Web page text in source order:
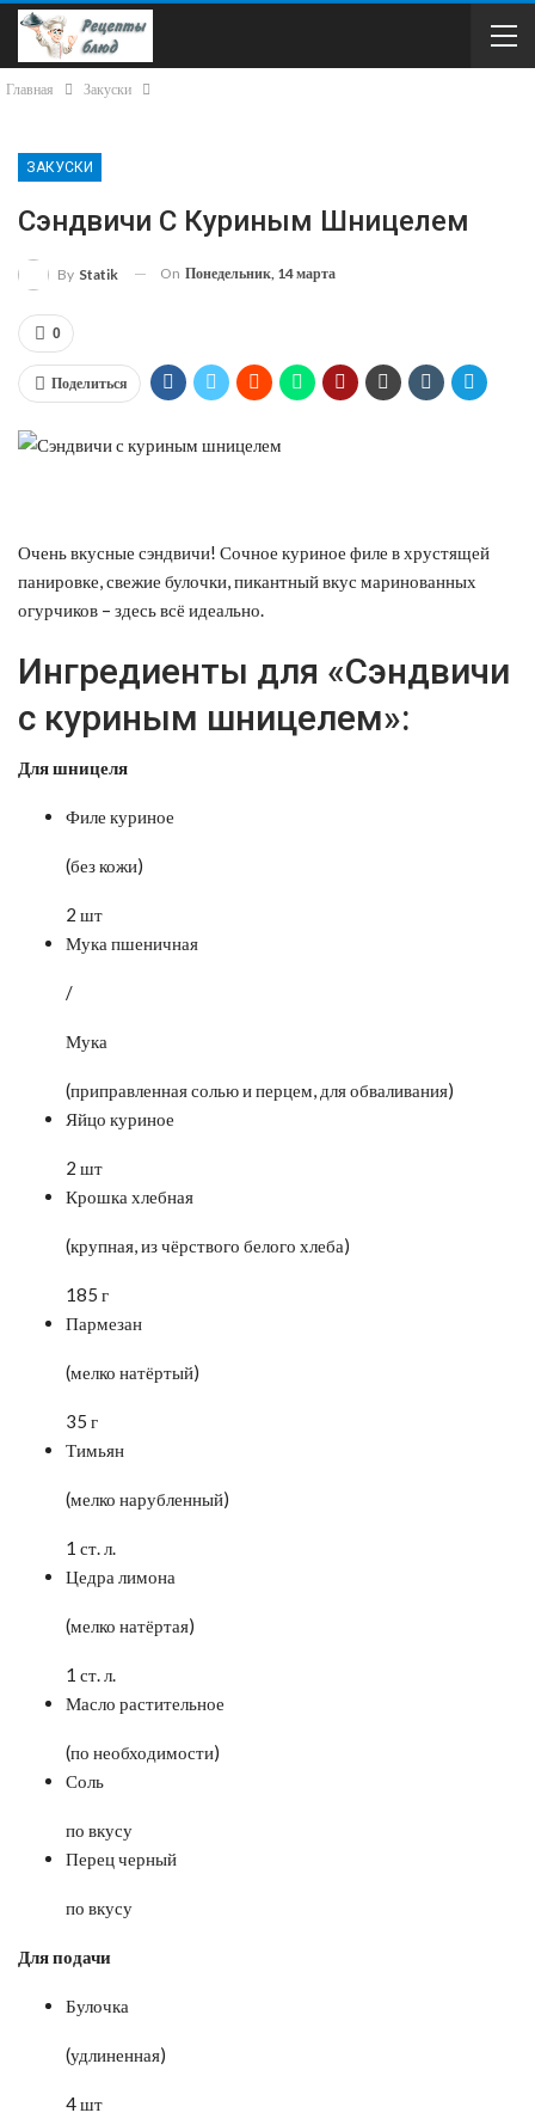
Главная Закуски
ЗАКУСКИ
Сэндвичи С Куриным Шницелем
By Statik On Понедельник, 14 марта
0
Поделиться
Очень вкусные сэндвичи! Сочное куриное филе в хрустящей
панировке, свежие булочки, пикантный вкус маринованных
огурчиков – здесь всё идеально.
Ингредиенты для «Сэндвичи
с куриным шницелем»:
Для шницеля
Филе куриное
(без кожи)
2 шт
Мука пшеничная
/
Мука
(приправленная солью и перцем, для обваливания)
Яйцо куриное
2 шт
Крошка хлебная
(крупная, из чёрствого белого хлеба)
185 г
Пармезан
(мелко натёртый)
35 г
Тимьян
(мелко нарубленный)
1 ст. л.
Цедра лимона
(мелко натёртая)
1 ст. л.
Масло растительное
(по необходимости)
Соль
по вкусу
Перец черный
по вкусу
Для подачи
Булочка
(удлиненная)
4 шт